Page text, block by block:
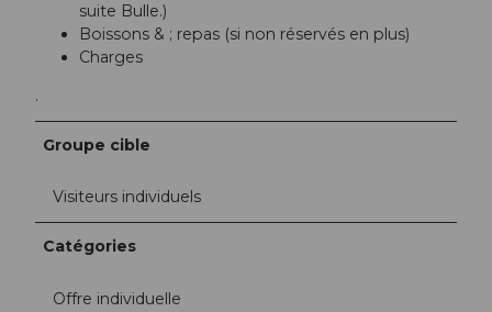
suite Bulle.)
Boissons & ; repas (si non réservés en plus)
Charges
.
Groupe cible
Visiteurs individuels
Catégories
Offre individuelle